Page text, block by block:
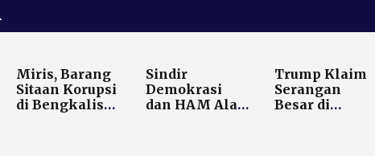
Miris, Barang
Sitaan Korupsi
di Bengkalis
Sindir
Demokrasi
dan HAM Ala
Trump Klaim
Serangan
Besar di